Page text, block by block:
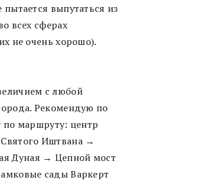
выпутаться из
всех сферах
не очень хорошо).
с любой
Рекомендую по
по маршруту: центр
Иштвана →
Дуная → Цепной мост
сады Варкерт